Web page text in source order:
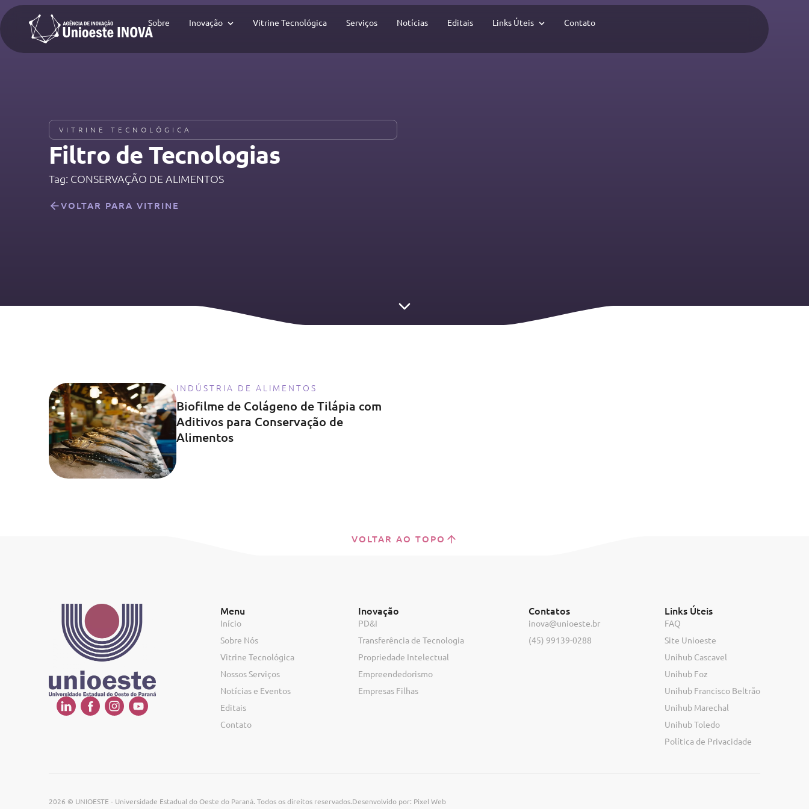
Sobre Inovação Vitrine Tecnológica Serviços Notícias Editais Links Úteis Contato
VITRINE TECNOLÓGICA
Filtro de Tecnologias​
Tag: CONSERVAÇÃO DE ALIMENTOS
VOLTAR PARA VITRINE
Biofilme de Colágeno de Tilápia com
Aditivos para Conservação de
Alimentos
INDÚSTRIA DE ALIMENTOS
VOLTAR AO TOPO
Menu
Início
Sobre Nós
Vitrine Tecnológica
Nossos Serviços
Notícias e Eventos
Editais
Contato
Inovação
PD&I
Transferência de Tecnologia
Propriedade Intelectual
Empreendedorismo
Empresas Filhas
Contatos
inova@unioeste.br
(45) 99139-0288
Links Úteis
FAQ
Site Unioeste
Unihub Cascavel
Unihub Foz
Unihub Francisco Beltrão
Unihub Marechal
Unihub Toledo
Política de Privacidade
2026 © UNIOESTE - Universidade Estadual do Oeste do Paraná. Todos os direitos reservados.Desenvolvido por: Pixel Web